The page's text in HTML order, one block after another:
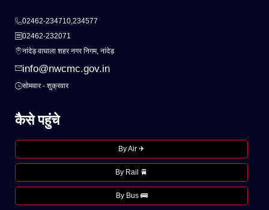
02462-234710,234577
02462-232071
नांदेड़ वाघाला शहर नगर निगम, नांदेड़
info@nwcmc.gov.in
सोमवार - शुक्रवार
कैसे पहुंचे
By Air ✈
By Rail 🚆
By Bus 🚌